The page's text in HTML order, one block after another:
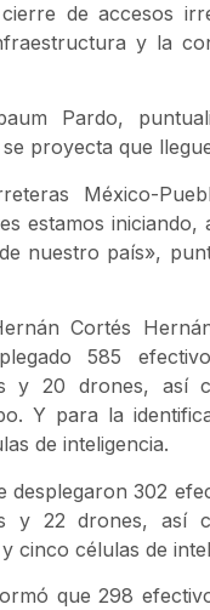
de accesos
y la
Pardo,
proyecta que
México-
estamos iniciando,
nuestro país»,
Cortés
585
y 20 drones, así
Y para la
de inteligencia.
302
y 22 drones, así
cinco células de
que 298